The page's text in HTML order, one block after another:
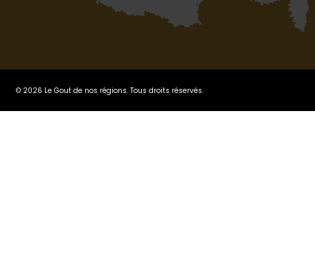
© 2026 Le Gout de nos régions. Tous droits réservés.